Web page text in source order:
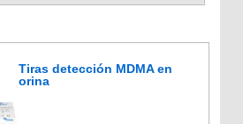
Tiras detección MDMA en
orina